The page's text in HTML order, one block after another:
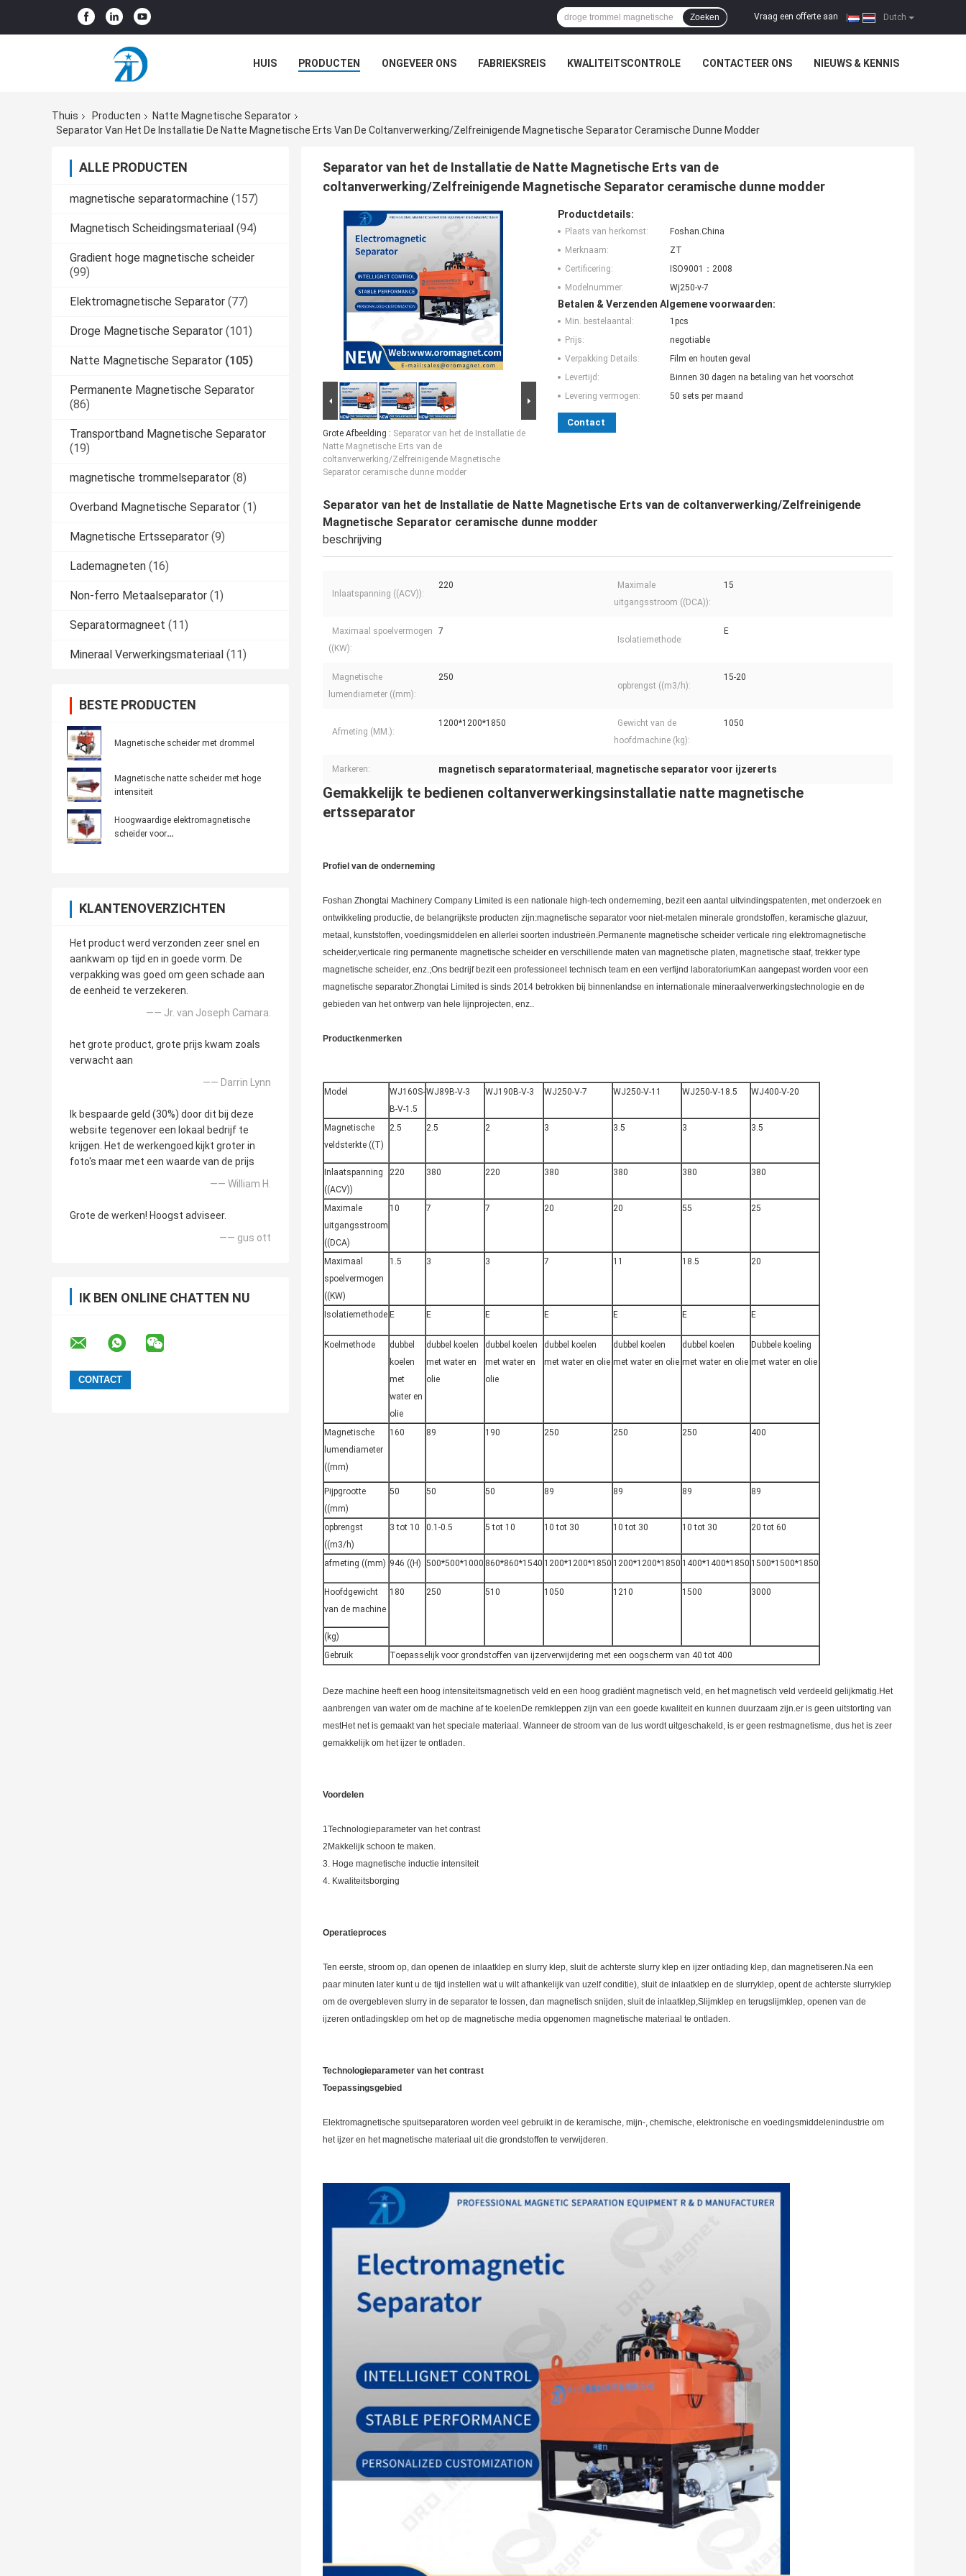
Dutch
Vraag een offerte aan
Zoeken
HUIS PRODUCTEN ONGEVEER ONS FABRIEKSREIS KWALITEITSCONTROLE CONTACTEER ONS NIEUWS & KENNIS
Thuis
Producten
Natte Magnetische Separator
Separator Van Het De Installatie De Natte Magnetische Erts Van De Coltanverwerking/Zelfreinigende Magnetische Separator Ceramische Dunne Modder
ALLE PRODUCTEN
magnetische separatormachine (157)
Magnetisch Scheidingsmateriaal (94)
Gradient hoge magnetische scheider
(99)
Elektromagnetische Separator (77)
Droge Magnetische Separator (101)
Natte Magnetische Separator (105)
Permanente Magnetische Separator
(86)
Transportband Magnetische Separator
(19)
magnetische trommelseparator (8)
Overband Magnetische Separator (1)
Magnetische Ertsseparator (9)
Lademagneten (16)
Non-ferro Metaalseparator (1)
Separatormagneet (11)
Mineraal Verwerkingsmateriaal (11)
BESTE PRODUCTEN
Magnetische scheider met drommel
Magnetische natte scheider met hoge
intensiteit
Hoogwaardige elektromagnetische
scheider voor
KLANTENOVERZICHTEN
Het product werd verzonden zeer snel en
aankwam op tijd en in goede vorm. De
verpakking was goed om geen schade aan
de eenheid te verzekeren.
—— Jr. van Joseph Camara.
het grote product, grote prijs kwam zoals
verwacht aan
—— Darrin Lynn
Ik bespaarde geld (30%) door dit bij deze
website tegenover een lokaal bedrijf te
krijgen. Het de werkengoed kijkt groter in
foto's maar met een waarde van de prijs
—— William H.
Grote de werken! Hoogst adviseer.
—— gus ott
IK BEN ONLINE CHATTEN NU
Separator van het de Installatie de Natte Magnetische Erts van de
coltanverwerking/Zelfreinigende Magnetische Separator ceramische dunne modder
Grote Afbeelding : Separator van het de Installatie de
Natte Magnetische Erts van de
coltanverwerking/Zelfreinigende Magnetische
Separator ceramische dunne modder
Productdetails:
Plaats van herkomst:
Foshan.China
Merknaam:
ZT
Certificering:
ISO9001：2008
Modelnummer:
Wj250-v-7
Betalen & Verzenden Algemene voorwaarden:
Min. bestelaantal:
1pcs
Prijs:
negotiable
Verpakking Details:
Film en houten geval
Levertijd:
Binnen 30 dagen na betaling van het voorschot
Levering vermogen:
50 sets per maand
Contact
Separator van het de Installatie de Natte Magnetische Erts van de coltanverwerking/Zelfreinigende
Magnetische Separator ceramische dunne modder
beschrijving
Inlaatspanning ((ACV)):
220
Maximale
uitgangsstroom ((DCA)):
15
Maximaal spoelvermogen
((KW):
7
Isolatiemethode:
E
Magnetische
lumendiameter ((mm):
250
opbrengst ((m3/h):
15-20
Afmeting (MM.):
1200*1200*1850
Gewicht van de
hoofdmachine (kg):
1050
Markeren: magnetisch separatormateriaal magnetische separator voor ijzererts
Gemakkelijk te bedienen coltanverwerkingsinstallatie natte magnetische
ertsseparator
Profiel van de onderneming
Foshan Zhongtai Machinery Company Limited is een nationale high-tech onderneming, bezit een aantal uitvindingspatenten, met onderzoek en
ontwikkeling productie, de belangrijkste producten zijn:magnetische separator voor niet-metalen minerale grondstoffen, keramische glazuur,
metaal, kunststoffen, voedingsmiddelen en allerlei soorten industrieën.Permanente magnetische scheider verticale ring elektromagnetische
scheider,verticale ring permanente magnetische scheider en verschillende maten van magnetische platen, magnetische staaf, trekker type
magnetische scheider, enz.;Ons bedrijf bezit een professioneel technisch team en een verfijnd laboratoriumKan aangepast worden voor een
magnetische separator.Zhongtai Limited is sinds 2014 betrokken bij binnenlandse en internationale mineraalverwerkingstechnologie en de
gebieden van het ontwerp van hele lijnprojecten, enz..
Productkenmerken
Model
WJ160S-
B-V-1.5
WJ89B-V-3 WJ190B-V-3 WJ250-V-7 WJ250-V-11 WJ250-V-18.5 WJ400-V-20
Magnetische
veldsterkte ((T)
2.5 2.5 2 3 3.5 3 3.5
Inlaatspanning
((ACV))
220 380 220 380 380 380 380
Maximale
uitgangsstroom
((DCA)
10 7 7 20 20 55 25
Maximaal
spoelvermogen
((KW)
1.5 3 3 7 11 18.5 20
Isolatiemethode E E E E E E E
Koelmethode
dubbel
koelen
met
water en
olie
dubbel koelen
met water en
olie
dubbel koelen
met water en
olie
dubbel koelen
met water en olie
dubbel koelen
met water en olie
dubbel koelen
met water en olie
Dubbele koeling
met water en olie
Magnetische
lumendiameter
((mm)
160 89 190 250 250 250 400
Pijpgrootte
((mm)
50 50 50 89 89 89 89
opbrengst
((m3/h)
3 tot 10 0.1-0.5 5 tot 10 10 tot 30 10 tot 30 10 tot 30 20 tot 60
afmeting ((mm) 946 ((H) 500*500*1000 860*860*1540 1200*1200*1850 1200*1200*1850 1400*1400*1850 1500*1500*1850
Hoofdgewicht
van de machine
180 250 510 1050 1210 1500 3000
(kg)
Gebruik
Toepasselijk voor grondstoffen van ijzerverwijdering met een oogscherm van 40 tot 400
Deze machine heeft een hoog intensiteitsmagnetisch veld en een hoog gradiënt magnetisch veld, en het magnetisch veld verdeeld gelijkmatig.Het
aanbrengen van water om de machine af te koelenDe remkleppen zijn van een goede kwaliteit en kunnen duurzaam zijn.er is geen uitstorting van
mestHet net is gemaakt van het speciale materiaal. Wanneer de stroom van de lus wordt uitgeschakeld, is er geen restmagnetisme, dus het is zeer
gemakkelijk om het ijzer te ontladen.
Voordelen
1Technologieparameter van het contrast
2Makkelijk schoon te maken.
3. Hoge magnetische inductie intensiteit
4. Kwaliteitsborging
Operatieproces
Ten eerste, stroom op, dan openen de inlaatklep en slurry klep, sluit de achterste slurry klep en ijzer ontlading klep, dan magnetiseren.Na een
paar minuten later kunt u de tijd instellen wat u wilt afhankelijk van uzelf conditie), sluit de inlaatklep en de slurryklep, opent de achterste slurryklep
om de overgebleven slurry in de separator te lossen, dan magnetisch snijden, sluit de inlaatklep,Slijmklep en terugslijmklep, openen van de
ijzeren ontladingsklep om het op de magnetische media opgenomen magnetische materiaal te ontladen.
Technologieparameter van het contrast
Toepassingsgebied
Elektromagnetische spuitseparatoren worden veel gebruikt in de keramische, mijn-, chemische, elektronische en voedingsmiddelenindustrie om
het ijzer en het magnetische materiaal uit die grondstoffen te verwijderen.